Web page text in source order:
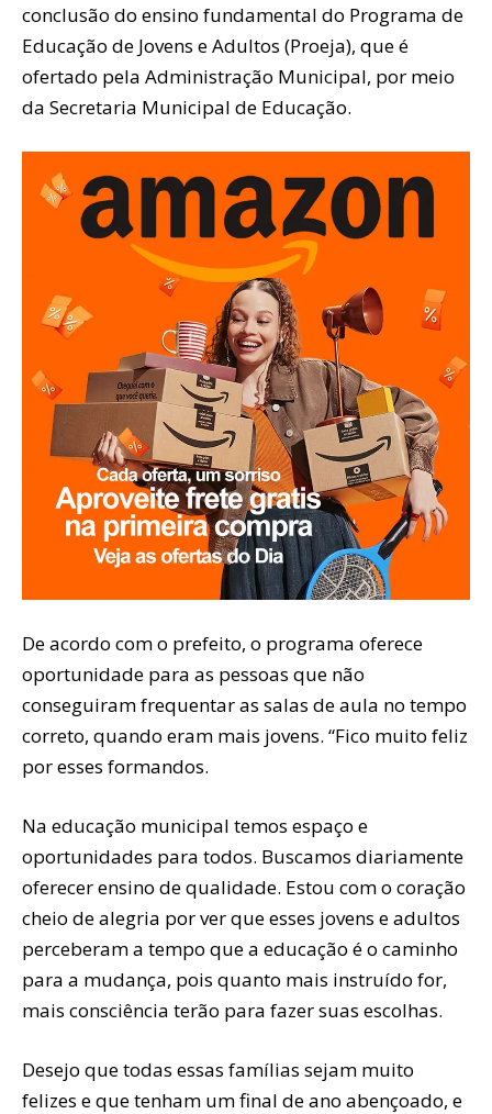
conclusão do ensino fundamental do Programa de
Educação de Jovens e Adultos (Proeja), que é
ofertado pela Administração Municipal, por meio
da Secretaria Municipal de Educação.
De acordo com o prefeito, o programa oferece
oportunidade para as pessoas que não
conseguiram frequentar as salas de aula no tempo
correto, quando eram mais jovens. “Fico muito feliz
por esses formandos.
Na educação municipal temos espaço e
oportunidades para todos. Buscamos diariamente
oferecer ensino de qualidade. Estou com o coração
cheio de alegria por ver que esses jovens e adultos
perceberam a tempo que a educação é o caminho
para a mudança, pois quanto mais instruído for,
mais consciência terão para fazer suas escolhas.
Desejo que todas essas famílias sejam muito
felizes e que tenham um final de ano abençoado, e